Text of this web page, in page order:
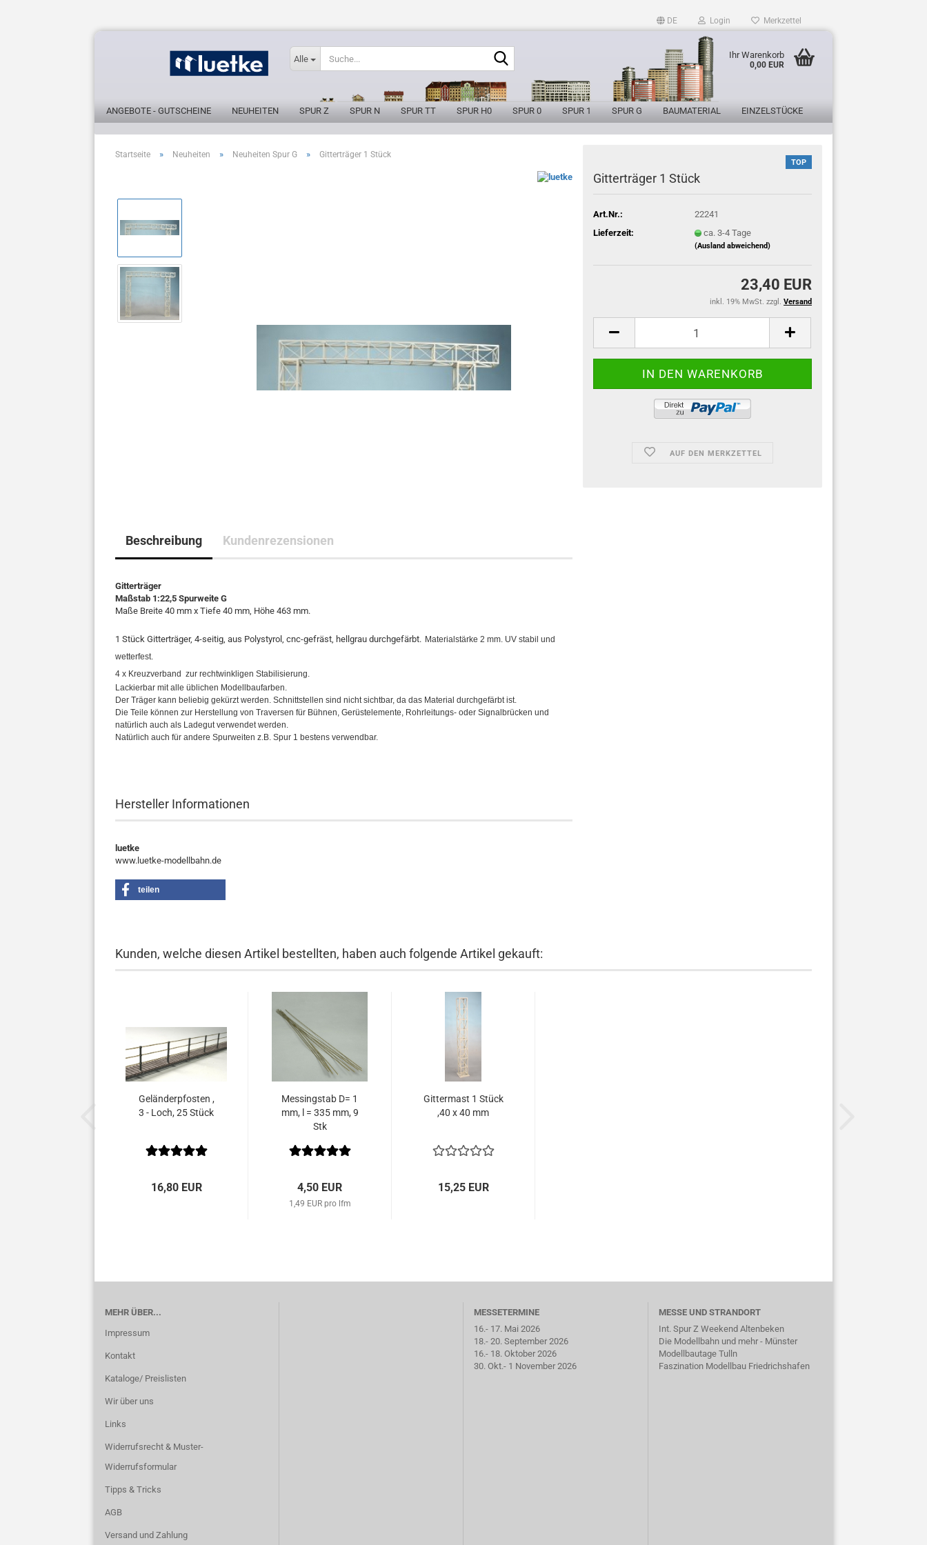
DE Login Merkzettel
Alle Ihr Warenkorb
0,00 EUR
ANGEBOTE - GUTSCHEINE NEUHEITEN SPUR Z SPUR N SPUR TT SPUR H0 SPUR 0 SPUR 1 SPUR G BAUMATERIAL EINZELSTÜCKE
Startseite » Neuheiten » Neuheiten Spur G » Gitterträger 1 Stück
TOP
Gitterträger 1 Stück
Art.Nr.:
22241
Lieferzeit:
ca. 3-4 Tage
(Ausland abweichend)
23,40 EUR
inkl. 19% MwSt. zzgl. Versand
AUF DEN MERKZETTEL
Beschreibung Kundenrezensionen
Gitterträger
Maßstab 1:22,5 Spurweite G
Maße Breite 40 mm x Tiefe 40 mm, Höhe 463 mm.
1 Stück Gitterträger, 4-seitig, aus Polystyrol, cnc-gefräst, hellgrau durchgefärbt. Materialstärke 2 mm. UV stabil und
wetterfest.
4 x Kreuzverband zur rechtwinkligen Stabilisierung.
Lackierbar mit alle üblichen Modellbaufarben.
Der Träger kann beliebig gekürzt werden. Schnittstellen sind nicht sichtbar, da das Material durchgefärbt ist.
Die Teile können zur Herstellung von Traversen für Bühnen, Gerüstelemente, Rohrleitungs- oder Signalbrücken und
natürlich auch als Ladegut verwendet werden.
Natürlich auch für andere Spurweiten z.B. Spur 1 bestens verwendbar.
Hersteller Informationen
luetke
www.luetke-modellbahn.de
teilen
Kunden, welche diesen Artikel bestellten, haben auch folgende Artikel gekauft:
Geländerpfosten ,
3 - Loch, 25 Stück
16,80 EUR
Messingstab D= 1
mm, l = 335 mm, 9
Stk
4,50 EUR
1,49 EUR pro lfm
Gittermast 1 Stück
,40 x 40 mm
15,25 EUR
MEHR ÜBER...
Impressum
Kontakt
Kataloge/ Preislisten
Wir über uns
Links
Widerrufsrecht & Muster-
Widerrufsformular
Tipps & Tricks
AGB
Versand und Zahlung
MESSETERMINE
16.- 17. Mai 2026
18.- 20. September 2026
16.- 18. Oktober 2026
30. Okt.- 1 November 2026
MESSE UND STRANDORT
Int. Spur Z Weekend Altenbeken
Die Modellbahn und mehr - Münster
Modellbautage Tulln
Faszination Modellbau Friedrichshafen